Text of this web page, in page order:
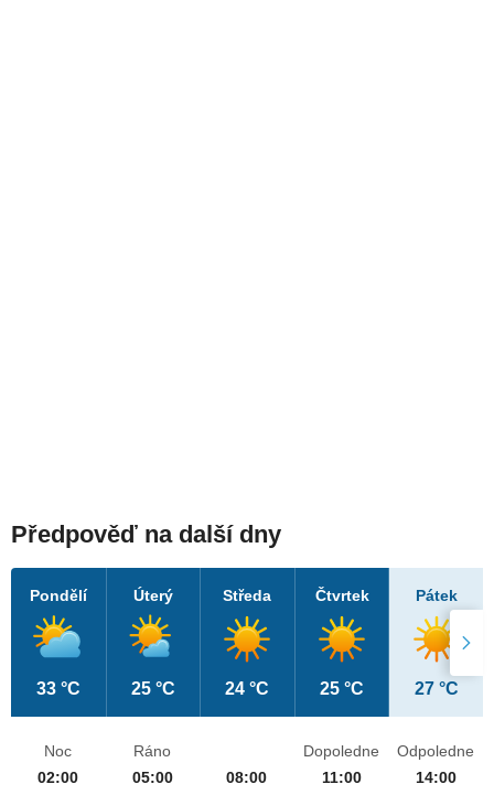
Předpověď na další dny
Pondělí
33 °C
Úterý
25 °C
Středa
24 °C
Čtvrtek
25 °C
Pátek
27 °C
Noc
02:00
Ráno
05:00
08:00
Dopoledne
11:00
Odpoledne
14:00